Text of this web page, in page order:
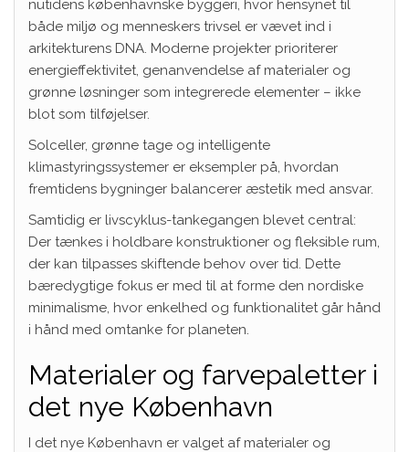
nutidens københavnske byggeri, hvor hensynet til
både miljø og menneskers trivsel er vævet ind i
arkitekturens DNA. Moderne projekter prioriterer
energieffektivitet, genanvendelse af materialer og
grønne løsninger som integrerede elementer – ikke
blot som tilføjelser.
Solceller, grønne tage og intelligente
klimastyringssystemer er eksempler på, hvordan
fremtidens bygninger balancerer æstetik med ansvar.
Samtidig er livscyklus-tankegangen blevet central:
Der tænkes i holdbare konstruktioner og fleksible rum,
der kan tilpasses skiftende behov over tid. Dette
bæredygtige fokus er med til at forme den nordiske
minimalisme, hvor enkelhed og funktionalitet går hånd
i hånd med omtanke for planeten.
Materialer og farvepaletter i
det nye København
I det nye København er valget af materialer og